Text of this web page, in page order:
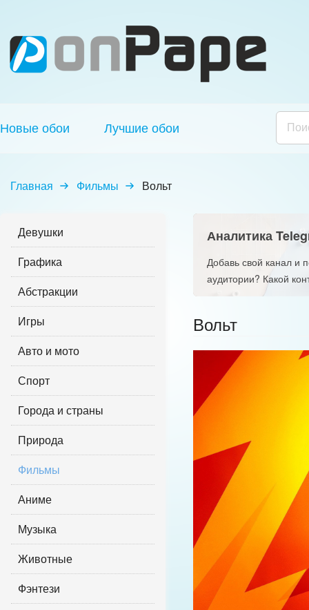
Новые обои Лучшие обои
Главная Фильмы Вольт
Девушки
Графика
Абстракции
Игры
Авто и мото
Спорт
Города и страны
Природа
Фильмы
Аниме
Музыка
Животные
Фэнтези
Аналитика
Добавь свой канал и
аудитории? Какой
Вольт